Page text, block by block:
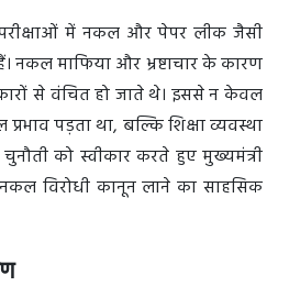
में नकल और पेपर लीक जैसी
नकल माफिया और भ्रष्टाचार के कारण
से वंचित हो जाते थे। इससे न केवल
प्रभाव पड़ता था, बल्कि शिक्षा व्यवस्था
को स्वीकार करते हुए मुख्यमंत्री
विरोधी कानून लाने का साहसिक